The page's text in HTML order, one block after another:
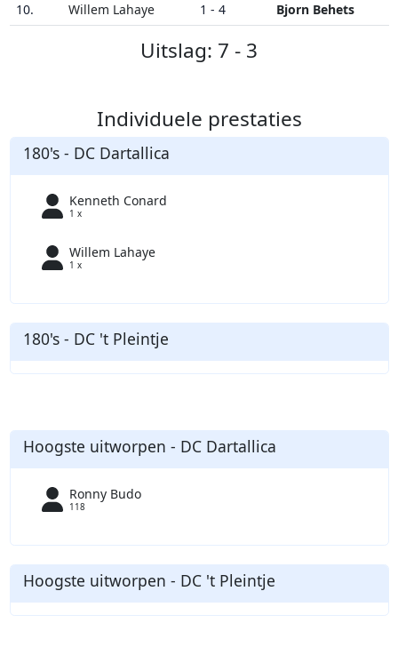
10.
Willem Lahaye 1 - 4 Bjorn Behets
Uitslag: 7 - 3
Individuele prestaties
180's - DC Dartallica
Kenneth Conard
1 x
Willem Lahaye
1 x
180's - DC 't Pleintje
Hoogste uitworpen - DC Dartallica
Ronny Budo
118
Hoogste uitworpen - DC 't Pleintje